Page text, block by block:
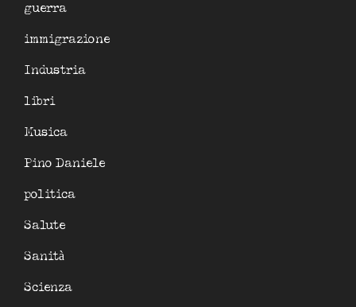
guerra
immigrazione
Industria
libri
Musica
Pino Daniele
politica
Salute
Sanità
Scienza